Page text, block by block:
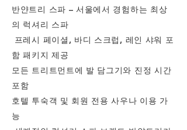
반얀트리 스파 – 서울에서 경험하는 최상
의 럭셔리 스파
프레시 페이셜, 바디 스크럽, 레인 샤워 포
함 패키지 제공
모든 트리트먼트에 발 담그기와 진정 시간
포함
호텔 투숙객 및 회원 전용 사우나 이용 가
능